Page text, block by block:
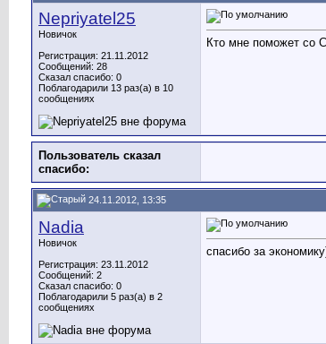
Nepriyatel25
Новичок
Регистрация: 21.11.2012
Сообщений: 28
Сказал спасибо: 0
Поблагодарили 13 раз(а) в 10
сообщениях
Кто мне поможет со
Пользователь сказал
cпасибо:
24.11.2012, 13:35
Nadia
Новичок
Регистрация: 23.11.2012
Сообщений: 2
Сказал спасибо: 0
Поблагодарили 5 раз(а) в 2
сообщениях
спасибо за